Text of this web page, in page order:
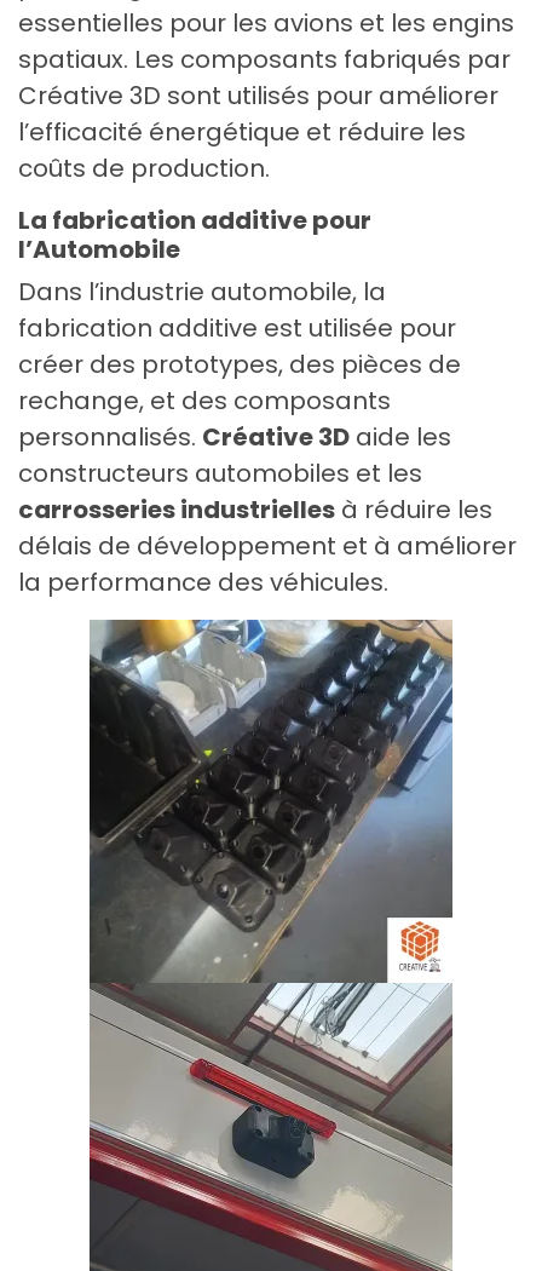
essentielles pour les avions et les engins
spatiaux. Les composants fabriqués par
Créative 3D sont utilisés pour améliorer
l’efficacité énergétique et réduire les
coûts de production.
La fabrication additive pour
l’Automobile
Dans l’industrie automobile, la
fabrication additive est utilisée pour
créer des prototypes, des pièces de
rechange, et des composants
personnalisés. Créative 3D aide les
constructeurs automobiles et les
carrosseries industrielles à réduire les
délais de développement et à améliorer
la performance des véhicules.